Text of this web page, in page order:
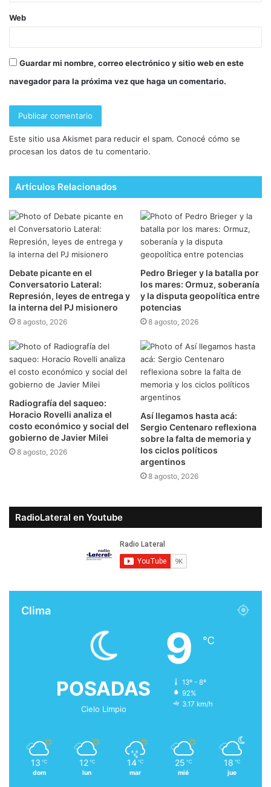
Web
Guardar mi nombre, correo electrónico y sitio web en este
navegador para la próxima vez que haga un comentario.
Este sitio usa Akismet para reducir el spam. Conocé cómo se
procesan los datos de tu comentario.
Artículos Relacionados
Debate picante en el
Conversatorio Lateral:
Represión, leyes de entrega y
la interna del PJ misionero
8 agosto, 2026
Pedro Brieger y la batalla por
los mares: Ormuz, soberanía
y la disputa geopolítica entre
potencias
8 agosto, 2026
Radiografía del saqueo:
Horacio Rovelli analiza el
costo económico y social del
gobierno de Javier Milei
8 agosto, 2026
Así llegamos hasta acá:
Sergio Centenaro reflexiona
sobre la falta de memoria y
los ciclos políticos
argentinos
8 agosto, 2026
RadioLateral en Youtube
Clima
POSADAS
Cielo Limpio
9 ℃
13º - 8º
92%
3.17 km/h
13 ℃
dom
12 ℃
lun
14 ℃
mar
25 ℃
mié
18 ℃
jue